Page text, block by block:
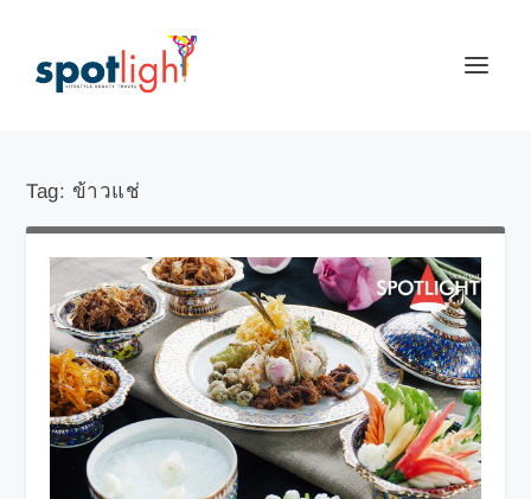
Tag: ข้าวแช่